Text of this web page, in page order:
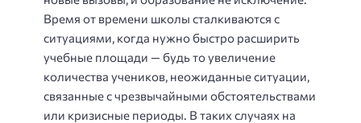
Время от времени школы сталкиваются с
ситуациями, когда нужно быстро расширить
учебные площади — будь то увеличение
количества учеников, неожиданные ситуации,
связанные с чрезвычайными обстоятельствами
или кризисные периоды. В таких случаях на